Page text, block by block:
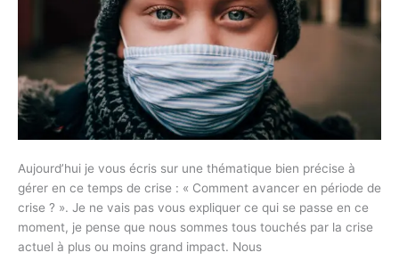
Aujourd’hui je vous écris sur une thématique bien précise à
gérer en ce temps de crise : « Comment avancer en période de
crise ? ». Je ne vais pas vous expliquer ce qui se passe en ce
moment, je pense que nous sommes tous touchés par la crise
actuel à plus ou moins grand impact. Nous